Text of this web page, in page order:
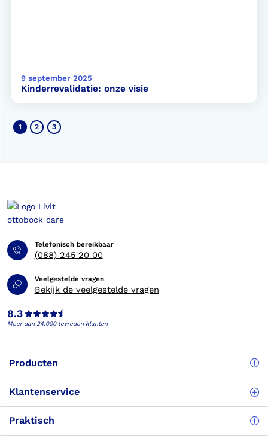
9 september 2025
Kinderrevalidatie: onze visie
Berichten
1 2 3
Telefonisch bereikbaar
(088) 245 20 00
Veelgestelde vragen
Bekijk de veelgestelde vragen
8.3
Meer dan 24.000 tevreden klanten
Producten
Klantenservice
Praktisch